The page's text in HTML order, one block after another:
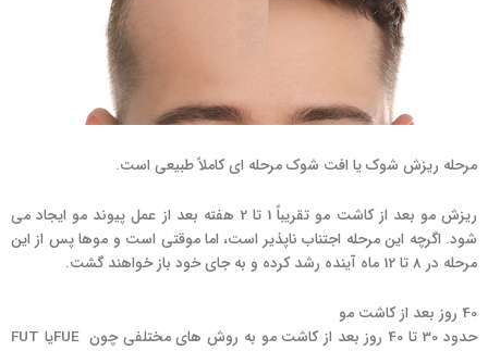
مرحله ریزش شوک یا افت شوک مرحله ای کاملاً طبیعی است.
ریزش مو بعد از کاشت مو تقریباً 1 تا 2 هفته بعد از عمل پیوند مو ایجاد می
شود. اگرچه این مرحله اجتناب ناپذیر است، اما موقتی است و موها پس از این
مرحله در 8 تا 12 ماه آینده رشد کرده و به جای خود باز خواهند گشت.
40 روز بعد از کاشت مو
حدود 30 تا 40 روز بعد از کاشت مو به روش های مختلفی چون FUEیا FUT